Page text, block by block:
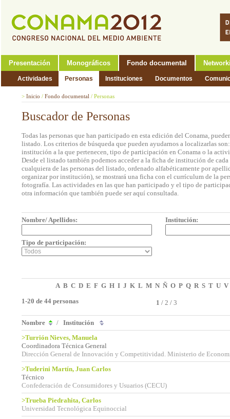
Presentación Monográficos Fondo documental
Actividades Personas Instituciones Documentos
> Inicio / Fondo documental / Personas
Buscador de Personas
Todas las personas que han participado en esta edición del Conama,
listado. Los criterios de búsqueda que pueden ayudarnos a localizarlas
institución a la que pertenecen, tipo de participación en Conama o la
Desde el listado también podemos acceder a la ficha de institución de
cualquiera de las personas del listado, ordenado alfabéticamente por
organizar por institución), se mostrará una ficha con el currículum de la
fotografía. Las actividades en las que han participado y el tipo de
otra información que también puede ser aquí consultada.
Nombre/ Apellidos: Institución:
Tipo de participación:
A B C D E F G H I J K L M N Ñ O P Q R S T U V
1-20 de 44 personas
1 / 2 / 3
Nombre / Institución
>Turrión Nieves, Manuela
Coordinadora Técnica General
Dirección General de Innovación y Competitividad. Ministerio de
>Tuderini Martín, Juan Carlos
Técnico
Confederación de Consumidores y Usuarios (CECU)
>Trueba Piedrahita, Carlos
Universidad Tecnológica Equinoccial